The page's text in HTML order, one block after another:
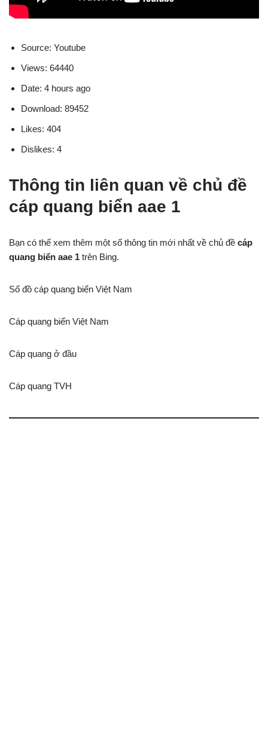
Source: Youtube
Views: 64440
Date: 4 hours ago
Download: 89452
Likes: 404
Dislikes: 4
Thông tin liên quan về chủ đề
cáp quang biển aae 1
Bạn có thể xem thêm một số thông tin mới nhất về chủ đề cáp
quang biển aae 1 trên Bing.
Số đồ cáp quang biển Việt Nam
Cáp quang biển Việt Nam
Cáp quang ở đầu
Cáp quang TVH